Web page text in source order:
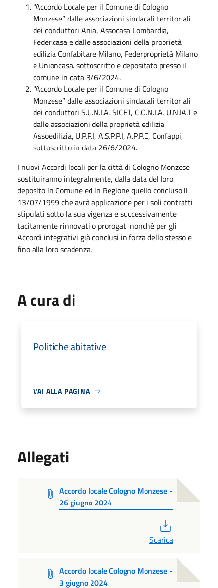
"Accordo Locale per il Comune di Cologno
Monzese” dalle associazioni sindacali territoriali
dei conduttori Ania, Assocasa Lombardia,
Feder.casa e dalle associazioni della proprietà
edilizia Confabitare Milano, Federproprietà Milano
e Unioncasa. sottoscritto e depositato presso il
comune in data 3/6/2024.
"Accordo Locale per il Comune di Cologno
Monzese” dalle associazioni sindacali territoriali
dei conduttori S.U.N.I.A, SICET, C.O.N.I.A, U.N.IA.T e
dalle associazioni della proprietà edilizia
Assoedilizia, U.P.P.I, A.S.P.P.I, A.P.P.C, Confappi,
sottoscritto in data 26/6/2024.
I nuovi Accordi locali per la città di Cologno Monzese
sostituiranno integralmente, dalla data del loro
deposito in Comune ed in Regione quello concluso il
13/07/1999 che avrà applicazione per i soli contratti
stipulati sotto la sua vigenza e successivamente
tacitamente rinnovati o prorogati nonché per gli
Accordi integrativi già conclusi in forza dello stesso e
fino alla loro scadenza.
A cura di
Politiche abitative
VAI ALLA PAGINA
Allegati
Accordo locale Cologno Monzese -
26 giugno 2024
Scarica
Accordo locale Cologno Monzese -
3 giugno 2024